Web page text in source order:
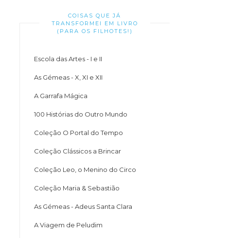
COISAS QUE JÁ
TRANSFORMEI EM LIVRO
(PARA OS FILHOTES!)
Escola das Artes - I e II
As Gémeas - X, XI e XII
A Garrafa Mágica
100 Histórias do Outro Mundo
Coleção O Portal do Tempo
Coleção Clássicos a Brincar
Coleção Leo, o Menino do Circo
Coleção Maria & Sebastião
As Gémeas - Adeus Santa Clara
A Viagem de Peludim